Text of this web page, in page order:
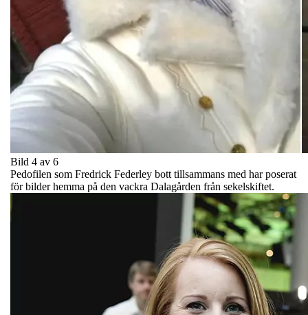
Bild 4 av 6
Pedofilen som Fredrick Federley bott tillsammans med har poserat
för bilder hemma på den vackra Dalagården från sekelskiftet.